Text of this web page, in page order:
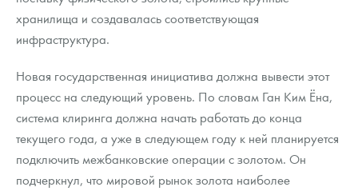
хранилища и создавалась соответствующая
инфраструктура.
Новая государственная инициатива должна вывести этот
процесс на следующий уровень. По словам Ган Ким Ёна,
система клиринга должна начать работать до конца
текущего года, а уже в следующем году к ней планируется
подключить межбанковские операции с золотом. Он
подчеркнул, что мировой рынок золота наиболее